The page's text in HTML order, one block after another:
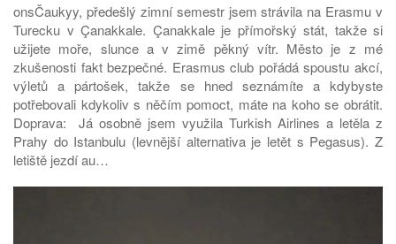
onsČaukyy, předešlý zimní semestr jsem strávila na Erasmu v
Turecku v Çanakkale. Çanakkale je přímořský stát, takže si
užijete moře, slunce a v zimě pěkný vítr. Město je z mé
zkušenosti fakt bezpečné. Erasmus club pořádá spoustu akcí,
výletů a pártošek, takže se hned seznámíte a kdybyste
potřebovali kdykoliv s něčím pomoct, máte na koho se obrátit.
Doprava: Já osobně jsem využila Turkish Airlines a letěla z
Prahy do Istanbulu (levnější alternativa je letět s Pegasus). Z
letiště jezdí au…